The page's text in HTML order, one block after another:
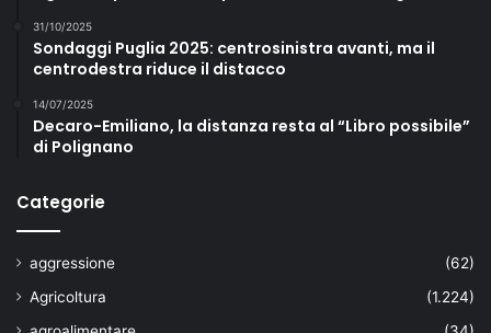
31/10/2025
Sondaggi Puglia 2025: centrosinistra avanti, ma il
centrodestra riduce il distacco
14/07/2025
Decaro-Emiliano, la distanza resta al “Libro possibile”
di Polignano
Categorie
aggressione
(62)
Agricoltura
(1.224)